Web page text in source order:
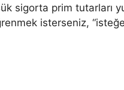
sigorta prim tutarları
isterseniz,